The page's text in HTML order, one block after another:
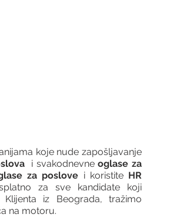
koje nude zapošljavanje
  i svakodnevne
oglase za
za poslove i koristite HR
za sve kandidate koji
iz Beograda, tražimo
na motoru.